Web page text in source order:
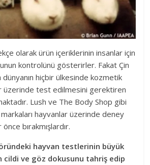
olarak ürün içeriklerinin insanlar için
kontrolünü gösterirler. Fakat Çin
dünyanın hiçbir ülkesinde kozmetik
üzerinde test edilmesini gerektiren
Lush ve The Body Shop gibi
hayvanlar üzerinde deney
bırakmışlardır.
hayvan testlerinin büyük
cildi ve göz dokusunu tahriş edip